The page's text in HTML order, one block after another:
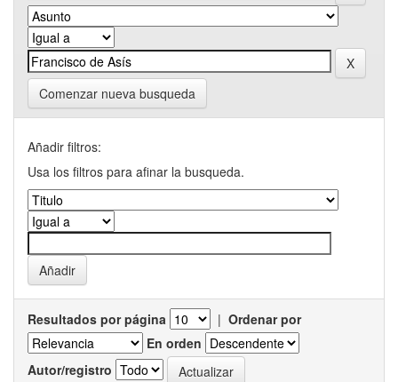
Comenzar nueva busqueda
Añadir filtros:
Usa los filtros para afinar la busqueda.
Resultados por página | Ordenar por
En orden
Autor/registro